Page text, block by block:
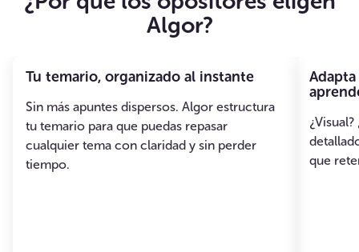
Algor?
Tu temario, organizado al instante
Sin más apuntes dispersos. Algor estructura
tu temario para que puedas repasar
cualquier tema con claridad y sin perder
tiempo.
que